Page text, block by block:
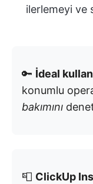
ilerlemeyi ve
🔑 İdeal
konumlu
bakımını
📮 ClickUp